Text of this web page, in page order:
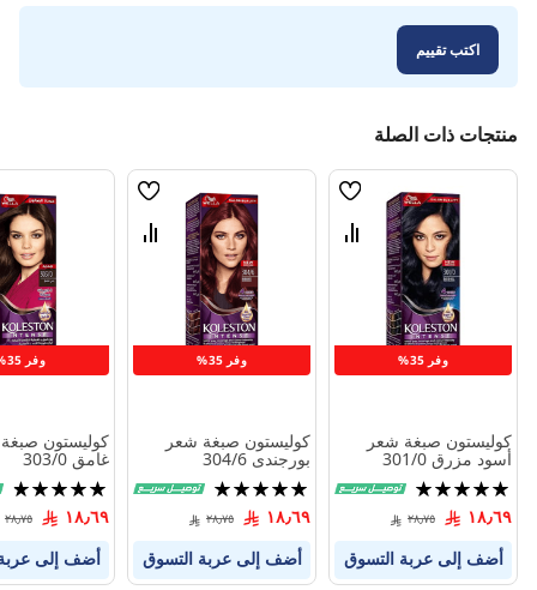
اكتب تقييم
منتجات ذات الصلة
وفر 35%
قائمة
قارن
كوليستون صبغة شعر
أسود مزرق 301/0
تقييم:
100%
١٨٫٦٩ ٢٨٫٧٥
أضف إلى عربة التسوق
وفر 35%
قائمة
قارن
كوليستون صبغة شعر
بورجندى 304/6
تقييم:
100%
١٨٫٦٩ ٢٨٫٧٥
أضف إلى عربة التسوق
وفر 35%
كوليستون
غامق 303/0
تقييم:
96%
١٨٫٦٩ ٢٨٫٧٥
أضف إلى